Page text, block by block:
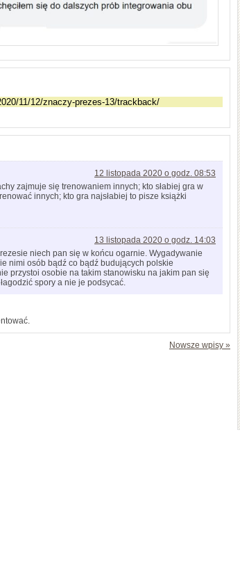
12 listopada 2020 o godz. 08:53
zajmuje się trenowaniem innych; kto słabiej gra w
innych; kto gra najsłabiej to pisze książki
13 listopada 2020 o godz. 14:03
niech pan się w końcu ogarnie. Wygadywanie
nimi osób bądź co bądź budujących polskie
przystoi osobie na takim stanowisku na jakim pan się
spory a nie je podsycać.
Nowsze wpisy »